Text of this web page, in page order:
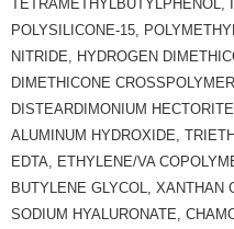
TETRAMETHYLBUTYLPHENOL,
POLYSILICONE-15,
NITRIDE, HYDROGEN
DIMETHICONE
DISTEARDIMONIUM
ALUMINUM HYDROXIDE,
EDTA, ETHYLENE/VA
BUTYLENE GLYCOL, XANTHAN
SODIUM HYALURONATE,